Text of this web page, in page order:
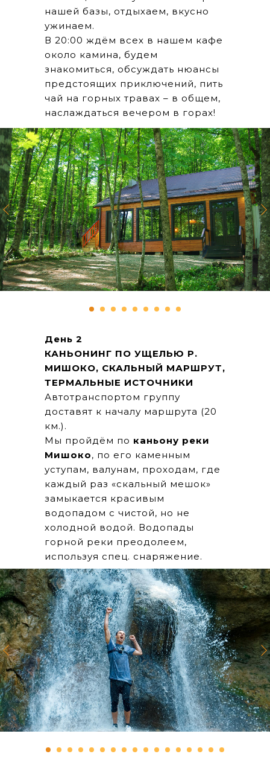
нашей базы, отдыхаем, вкусно
ужинаем.
В 20:00 ждём всех в нашем кафе
около камина, будем
знакомиться, обсуждать нюансы
предстоящих приключений, пить
чай на горных травах – в общем,
наслаждаться вечером в горах!
День 2
КАНЬОНИНГ ПО УЩЕЛЬЮ Р.
МИШОКО, СКАЛЬНЫЙ МАРШРУТ,
ТЕРМАЛЬНЫЕ ИСТОЧНИКИ
Автотранспортом группу
доставят к началу маршрута (20
км.).
Мы пройдём по каньону реки
Мишоко, по его каменным
уступам, валунам, проходам, где
каждый раз «скальный мешок»
замыкается красивым
водопадом с чистой, но не
холодной водой. Водопады
горной реки преодолеем,
используя спец. снаряжение.